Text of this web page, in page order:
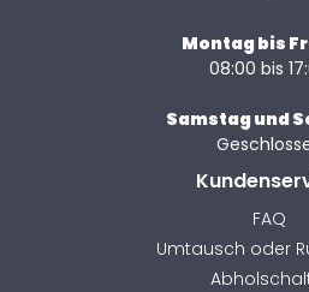
Montag bis
08:00 bis
Samstag und
FAQ
Umtausch oder